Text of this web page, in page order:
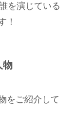
を演じている
！
物
をご紹介して